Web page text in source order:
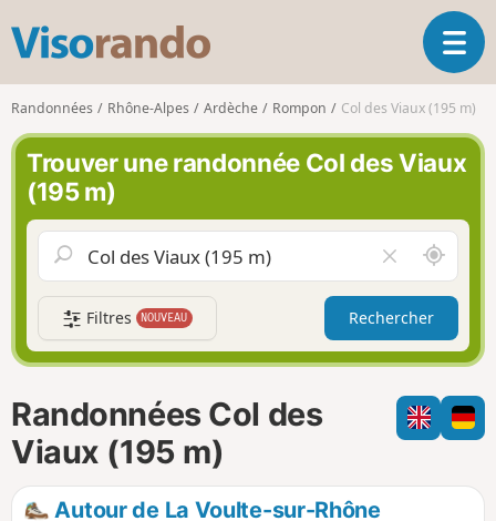
s
o
r
n
o
O
u
v
r
a
n
v
g
a
i
o
Randonnées Rhône-Alpes Ardèche Rompon Col des Viaux (195 m)
Trouver une randonnée Col des Viaux
(195 m)
i
d
e
r
l
e
h
m
A
u
t
u
r
d
e
m
i
Filtres NOUVEAU Rechercher
Randonnées Col des
Viaux (195 m)
Autour de La Voulte-sur-Rhône